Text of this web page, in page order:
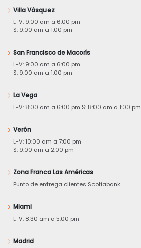
Villa Vásquez
L-V: 9:00 am a 6:00 pm
S: 9:00 am a 1:00 pm
San Francisco de Macorís
L-V: 9:00 am a 6:00 pm
S: 9:00 am a 1:00 pm
La Vega
L-V: 8:00 am a 6:00 pm S: 8:00 am a 1:00 pm
Verón
L-V: 10:00 am a 7:00 pm
S: 9:00 am a 2:00 pm
Zona Franca Las Américas
Punto de entrega clientes Scotiabank
Miami
L-V: 8:30 am a 5:00 pm
Madrid